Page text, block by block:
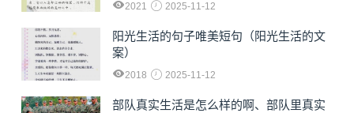
2021 2025-11-12
阳光生活的句子唯美短句（阳光生活的文
案）
2018 2025-11-12
部队真实生活是怎么样的啊、部队里真实